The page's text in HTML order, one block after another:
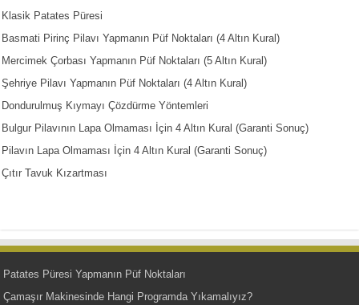
Klasik Patates Püresi
Basmati Pirinç Pilavı Yapmanın Püf Noktaları (4 Altın Kural)
Mercimek Çorbası Yapmanın Püf Noktaları (5 Altın Kural)
Şehriye Pilavı Yapmanın Püf Noktaları (4 Altın Kural)
Dondurulmuş Kıymayı Çözdürme Yöntemleri
Bulgur Pilavının Lapa Olmaması İçin 4 Altın Kural (Garanti Sonuç)
Pilavın Lapa Olmaması İçin 4 Altın Kural (Garanti Sonuç)
Çıtır Tavuk Kızartması
Patates Püresi Yapmanın Püf Noktaları
Çamaşır Makinesinde Hangi Programda Yıkamalıyız?